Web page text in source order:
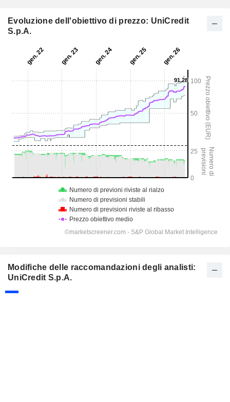
Evoluzione dell'obiettivo di prezzo: UniCredit
S.p.A.
Modifiche delle raccomandazioni degli analisti:
UniCredit S.p.A.